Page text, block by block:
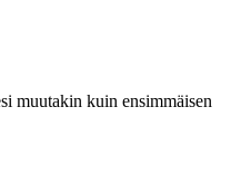
muutakin kuin ensimmäisen